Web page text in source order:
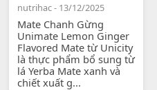
nutrihac - 13/12/2025
Mate Chanh Gừng
Unimate Lemon Ginger
Flavored Mate từ Unicity
là thực phẩm bổ sung từ
lá Yerba Mate xanh và
chiết xuất g...